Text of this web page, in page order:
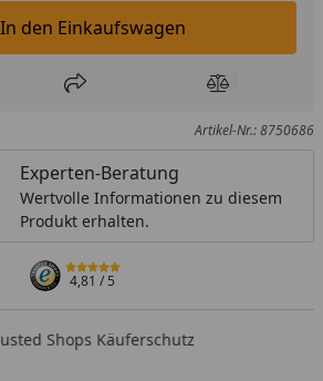
In den Einkaufswagen legen
In den Einkaufswagen
Wunschliste hinzufügen
Teilen Produkt
Artikel-Nr.: 8750686
Experten-Beratung
Wertvolle Informationen zu diesem
Produkt erhalten.
4,81/ 5
Shops Käuferschutz